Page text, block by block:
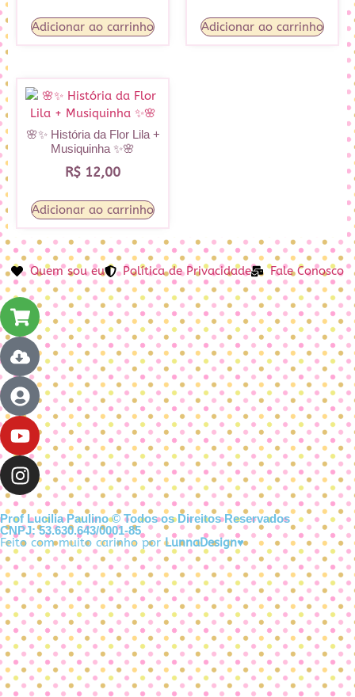
Adicionar ao carrinho Adicionar ao carrinho
🌸✨ História da Flor Lila +
Musiquinha ✨🌸
R$ 12,00
Adicionar ao carrinho
Quem sou eu Política de Privacidade Fale Conosco
Prof Lucilia Paulino © Todos os Direitos Reservados
CNPJ: 53.630.643/0001-85
Feito com muito carinho porLunnaDesign♥